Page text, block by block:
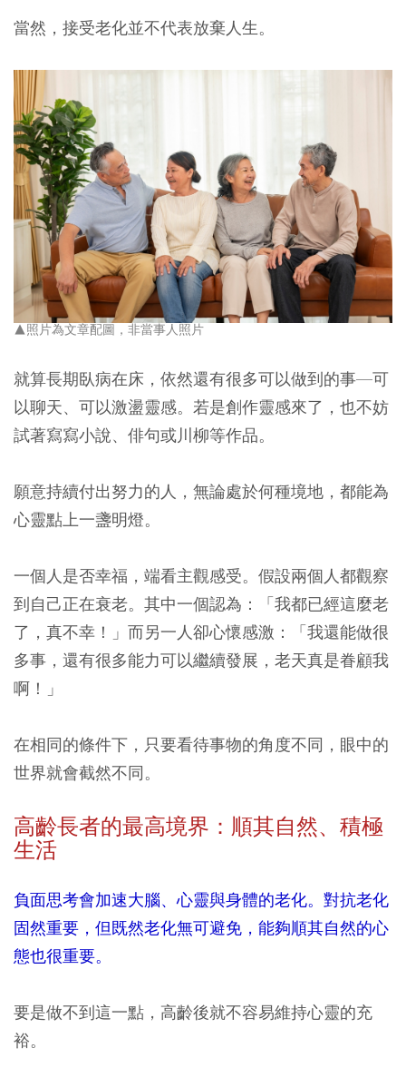
當然，接受老化並不代表放棄人生。
▲照片為文章配圖，非當事人照片
就算長期臥病在床，依然還有很多可以做到的事—可
以聊天、可以激盪靈感。若是創作靈感來了，也不妨
試著寫寫小說、俳句或川柳等作品。
願意持續付出努力的人，無論處於何種境地，都能為
心靈點上一盞明燈。
一個人是否幸福，端看主觀感受。假設兩個人都觀察
到自己正在衰老。其中一個認為：「我都已經這麼老
了，真不幸！」而另一人卻心懷感激：「我還能做很
多事，還有很多能力可以繼續發展，老天真是眷顧我
啊！」
在相同的條件下，只要看待事物的角度不同，眼中的
世界就會截然不同。
高齡長者的最高境界：順其自然、積極
生活
負面思考會加速大腦、心靈與身體的老化。對抗老化
固然重要，但既然老化無可避免，能夠順其自然的心
態也很重要。
要是做不到這一點，高齡後就不容易維持心靈的充
裕。